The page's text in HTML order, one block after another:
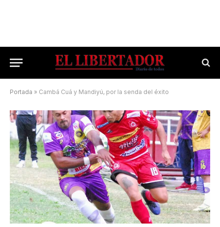
Portada » Cambá Cuá y Mandiyú, por la senda del éxito